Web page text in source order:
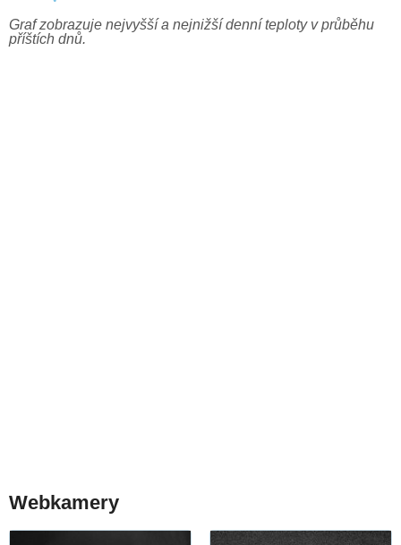
Graf zobrazuje nejvyšší a nejnižší denní teploty v průběhu
příštích dnů.
Webkamery